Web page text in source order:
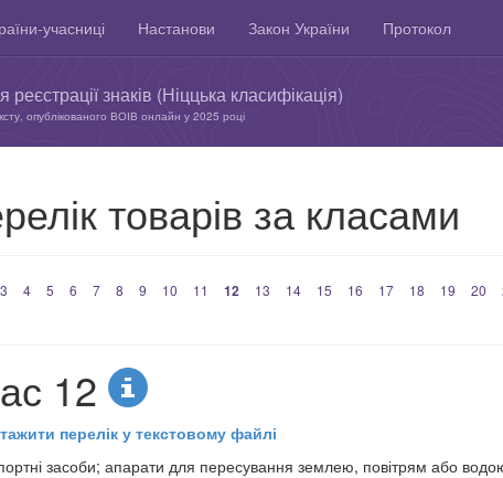
учасниці Настанови Закон України Протокол
знаків (Ніццька класифікація)
опублікованого ВОІВ онлайн у 2025 році
товарів за класами
3 4 5 6 7 8 9 10 11 12 13 14 15 16 17 18 19 20
12
перелік у текстовому файлі
засоби; апарати для пересування землею, повітрям або